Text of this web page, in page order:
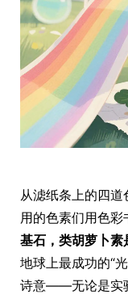
从滤纸条上的四
用的色素们用色彩
基石，类胡萝卜素
地球上最成功的“
诗意——无论是实